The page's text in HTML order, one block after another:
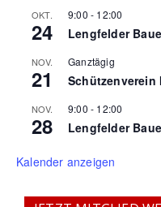
OKT.
24
9:00 - 12:00
Lengfelder
NOV.
21
Ganztägig
Schützenverein
NOV.
28
9:00 - 12:00
Lengfelder
Kalender anzeigen